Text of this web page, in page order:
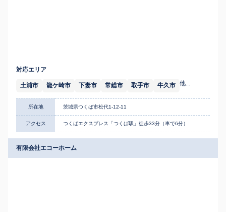
対応エリア
土浦市 龍ケ崎市 下妻市 常総市 取手市 牛久市 他...
所在地 茨城県つくば市松代1-12-11
アクセス つくばエクスプレス「つくば駅」徒歩33分（車で6分）
有限会社エコーホーム